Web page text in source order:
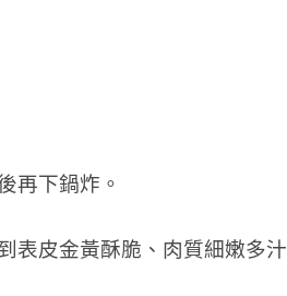
再下鍋炸。
表皮金黃酥脆、肉質細嫩多汁